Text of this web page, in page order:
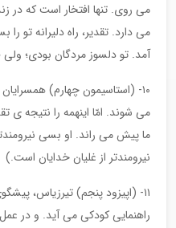
می روی. تنها افتخار است که در
می دارد. تقدیر، راه دلیرانه تو
آمد. تو دلسوز مردگان بودی؛
۱۰- (استاسیمون چهارم)
می شوند. امّا اینهمه را نتیجه ی
ما پیش می راند. او بسی
نیرومندتر از غلیان خدایان است.)
۱۱- (اپیزود پنجم) تیرزیاس،
راهنمایی کودکی می آید. و در